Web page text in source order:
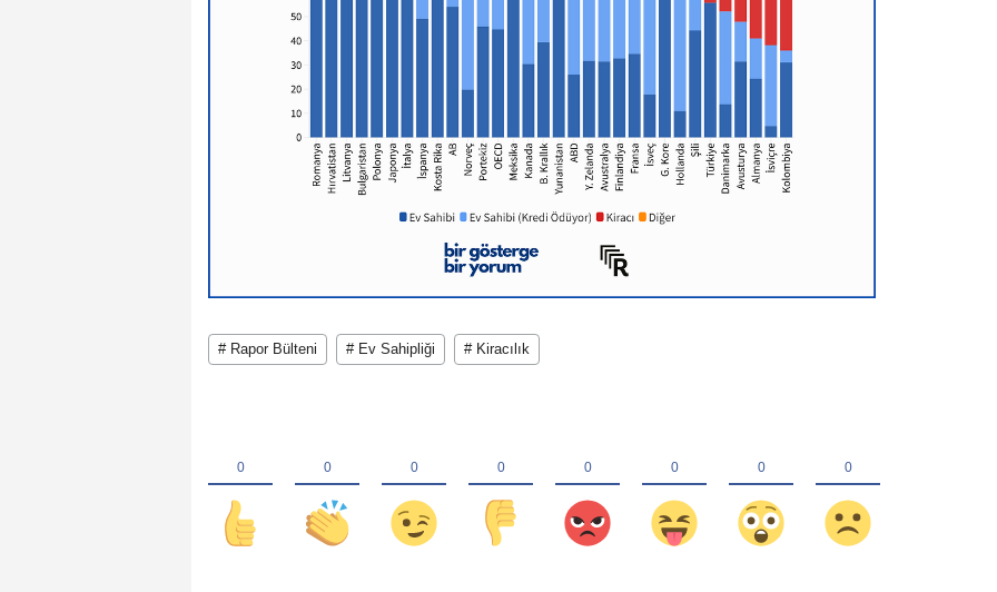
# Rapor Bülteni # Ev Sahipliği # Kiracılık